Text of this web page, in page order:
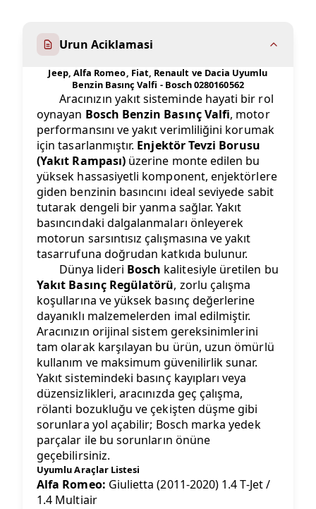
Urun Aciklamasi
Jeep, Alfa Romeo, Fiat, Renault ve Dacia Uyumlu
Benzin Basınç Valfi - Bosch 0280160562
Aracınızın yakıt sisteminde hayati bir rol
oynayan Bosch Benzin Basınç Valfi, motor
performansını ve yakıt verimliliğini korumak
için tasarlanmıştır. Enjektör Tevzi Borusu
(Yakıt Rampası)üzerine monte edilen bu
yüksek hassasiyetli komponent, enjektörlere
giden benzinin basıncını ideal seviyede sabit
tutarak dengeli bir yanma sağlar. Yakıt
basıncındaki dalgalanmaları önleyerek
motorun sarsıntısız çalışmasına ve yakıt
tasarrufuna doğrudan katkıda bulunur.
Dünya lideri Bosch kalitesiyle üretilen bu
Yakıt Basınç Regülatörü, zorlu çalışma
koşullarına ve yüksek basınç değerlerine
dayanıklı malzemelerden imal edilmiştir.
Aracınızın orijinal sistem gereksinimlerini
tam olarak karşılayan bu ürün, uzun ömürlü
kullanım ve maksimum güvenilirlik sunar.
Yakıt sistemindeki basınç kayıpları veya
düzensizlikleri, aracınızda geç çalışma,
rölanti bozukluğu ve çekişten düşme gibi
sorunlara yol açabilir; Bosch marka yedek
parçalar ile bu sorunların önüne
geçebilirsiniz.
Uyumlu Araçlar Listesi
Alfa Romeo: Giulietta (2011-2020) 1.4 T-Jet /
1.4 Multiair